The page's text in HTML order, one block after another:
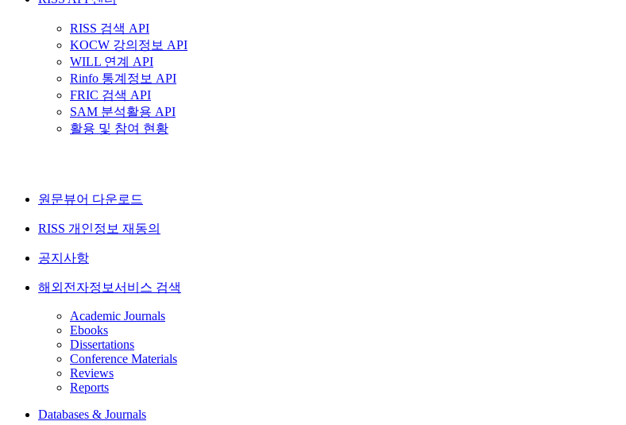
RISS 검색 API
KOCW 강의정보 API
WILL 연계 API
Rinfo 통계정보 API
FRIC 검색 API
SAM 분석활용 API
활용 및 참여 현황
원문뷰어 다운로드
RISS 개인정보 재동의
공지사항
해외전자정보서비스 검색
Academic Journals
Ebooks
Dissertations
Conference Materials
Reviews
Reports
Databases & Journals